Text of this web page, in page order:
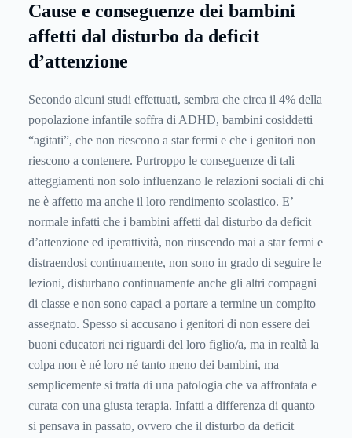
Cause e conseguenze dei bambini
affetti dal disturbo da deficit
d’attenzione
Secondo alcuni studi effettuati, sembra che circa il 4% della
popolazione infantile soffra di ADHD, bambini cosiddetti
“agitati”, che non riescono a star fermi e che i genitori non
riescono a contenere. Purtroppo le conseguenze di tali
atteggiamenti non solo influenzano le relazioni sociali di chi
ne è affetto ma anche il loro rendimento scolastico. E’
normale infatti che i bambini affetti dal disturbo da deficit
d’attenzione ed iperattività, non riuscendo mai a star fermi e
distraendosi continuamente, non sono in grado di seguire le
lezioni, disturbano continuamente anche gli altri compagni
di classe e non sono capaci a portare a termine un compito
assegnato. Spesso si accusano i genitori di non essere dei
buoni educatori nei riguardi del loro figlio/a, ma in realtà la
colpa non è né loro né tanto meno dei bambini, ma
semplicemente si tratta di una patologia che va affrontata e
curata con una giusta terapia. Infatti a differenza di quanto
si pensava in passato, ovvero che il disturbo da deficit